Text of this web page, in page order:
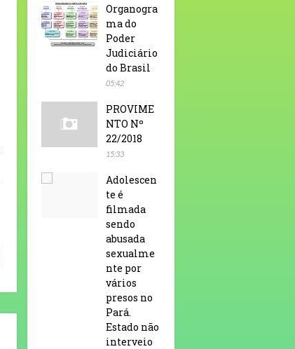
Organogra
ma do
Poder
Judiciário
do Brasil
05:42
PROVIME
NTO Nº
22/2018
15:33
Adolescen
te é
filmada
sendo
abusada
sexualme
nte por
vários
presos no
Pará.
Estado não
interveio